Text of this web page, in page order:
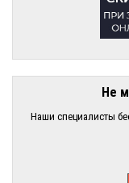
Не
Наши специалисты